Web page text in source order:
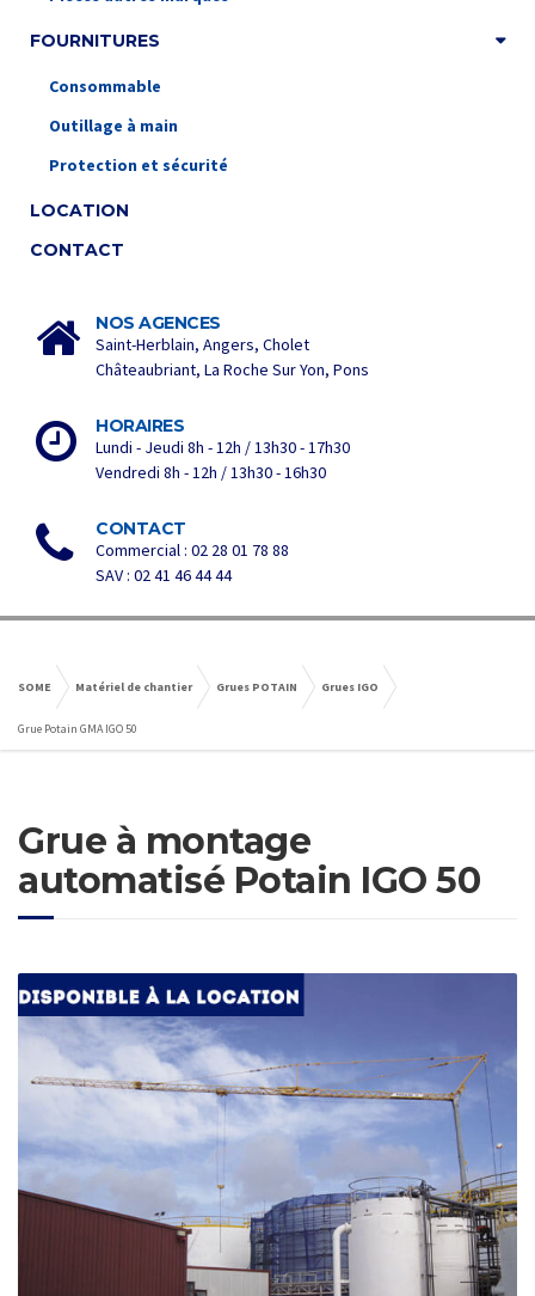
FOURNITURES
Consommable
Outillage à main
Protection et sécurité
LOCATION
CONTACT
NOS AGENCES
Saint-Herblain, Angers, Cholet
Châteaubriant, La Roche Sur Yon, Pons
HORAIRES
Lundi - Jeudi 8h - 12h / 13h30 - 17h30
Vendredi 8h - 12h / 13h30 - 16h30
CONTACT
Commercial : 02 28 01 78 88
SAV : 02 41 46 44 44
SOME Matériel de chantier Grues POTAIN Grues IGO
Grue Potain GMA IGO 50
Grue à montage
automatisé Potain IGO 50